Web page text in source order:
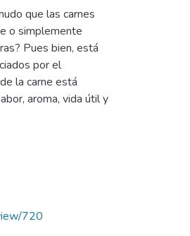
que las carnes
o simplemente
Pues bien, está
por el
la carne está
aroma, vida útil y
720